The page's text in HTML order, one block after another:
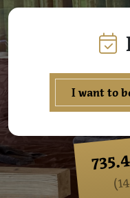
I want to